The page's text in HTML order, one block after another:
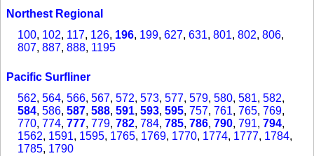
Northest Regional
100, 102, 117, 126, 196, 199, 627, 631, 801, 802, 806,
807, 887, 888, 1195
Pacific Surfliner
562, 564, 566, 567, 572, 573, 577, 579, 580, 581, 582,
584, 586, 587, 588, 591, 593, 595, 757, 761, 765, 769,
770, 774, 777, 779, 782, 784, 785, 786, 790, 791, 794,
1562, 1591, 1595, 1765, 1769, 1770, 1774, 1777, 1784,
1785, 1790